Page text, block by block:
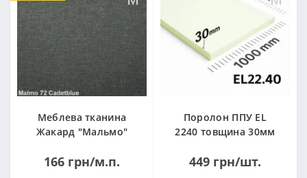
Меблева тканина
Жакард "Мальмо"
166 грн/м.п.
Поролон ППУ EL
2240 товщина 30мм
(1000x2000мм)
449 грн/шт.